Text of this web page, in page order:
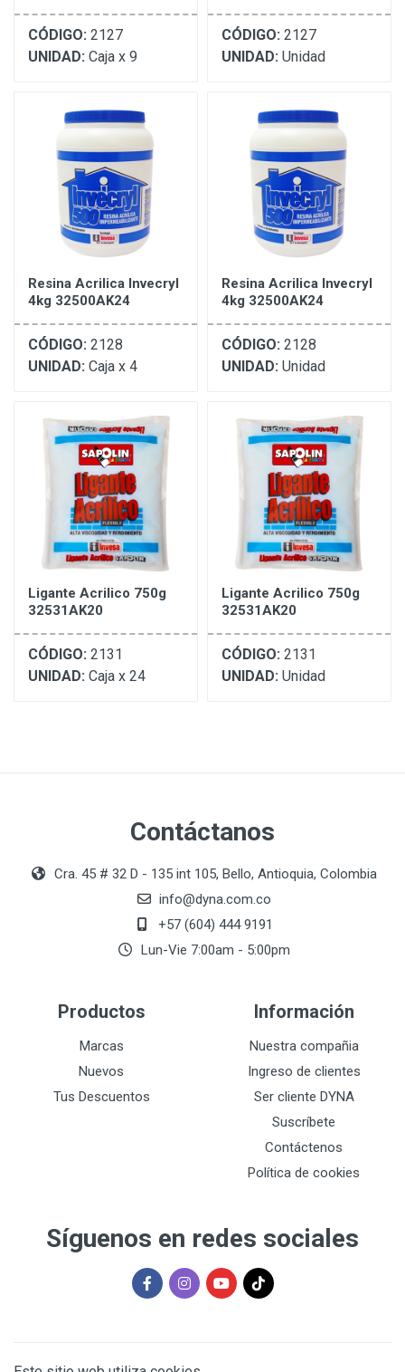
CÓDIGO: 2127
UNIDAD: Caja x 9
CÓDIGO: 2127
UNIDAD: Unidad
Resina Acrilica Invecryl
4kg 32500AK24
CÓDIGO: 2128
UNIDAD: Caja x 4
Resina Acrilica Invecryl
4kg 32500AK24
CÓDIGO: 2128
UNIDAD: Unidad
Ligante Acrilico 750g
32531AK20
CÓDIGO: 2131
UNIDAD: Caja x 24
Ligante Acrilico 750g
32531AK20
CÓDIGO: 2131
UNIDAD: Unidad
Contáctanos
Cra. 45 # 32 D - 135 int 105, Bello, Antioquia, Colombia
info@dyna.com.co
+57 (604) 444 9191
Lun-Vie 7:00am - 5:00pm
Productos
Marcas
Nuevos
Tus Descuentos
Información
Nuestra compañia
Ingreso de clientes
Ser cliente DYNA
Suscríbete
Contáctenos
Política de cookies
Síguenos en redes sociales